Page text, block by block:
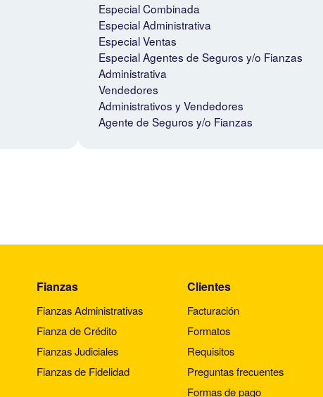
Especial Combinada
Especial Administrativa
Especial Ventas
Especial Agentes de Seguros y/o Fianzas
Administrativa
Vendedores
Administrativos y Vendedores
Agente de Seguros y/o Fianzas
Fianzas
Fianzas Administrativas
Fianza de Crédito
Fianzas Judiciales
Fianzas de Fidelidad
Clientes
Facturación
Formatos
Requisitos
Preguntas frecuentes
Formas de pago